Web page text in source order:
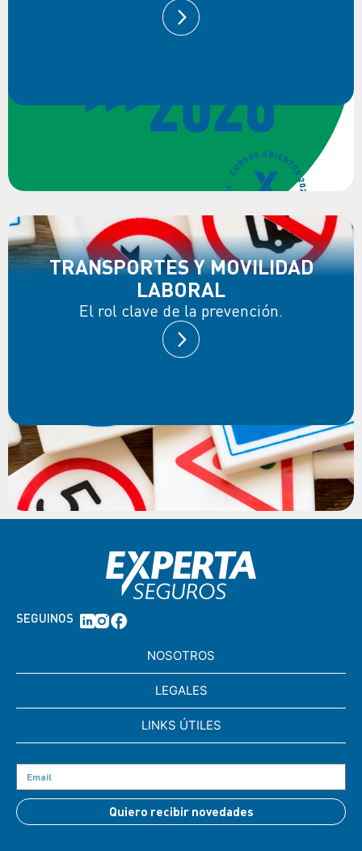
TRANSPORTES Y MOVILIDAD
LABORAL
El rol clave de la prevención.
SEGUINOS
NOSOTROS
LEGALES
LINKS ÚTILES
Quiero recibir novedades